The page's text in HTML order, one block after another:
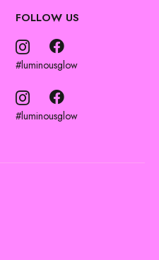
FOLLOW US
#luminousglow
#luminousglow